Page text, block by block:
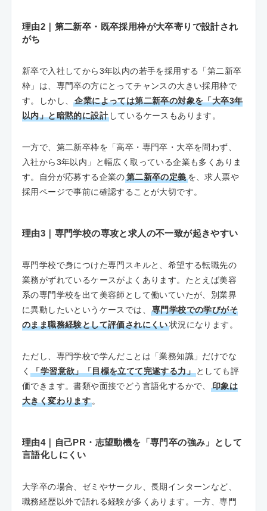
理由2｜第二新卒・既卒採用枠が大卒寄りで設計され
がち
新卒で入社してから3年以内の若手を採用する「第二新卒
枠」は、専門卒の方にとってチャンスの大きい採用枠で
す。しかし、企業によっては第二新卒の対象を「大卒3年
以内」と暗黙的に設計しているケースもあります。
一方で、第二新卒枠を「高卒・専門卒・大卒を問わず、
入社から3年以内」と幅広く取っている企業も多くありま
す。自分が応募する企業の第二新卒の定義を、求人票や
採用ページで事前に確認することが大切です。
理由3｜専門学校の専攻と求人の不一致が起きやすい
専門学校で身につけた専門スキルと、希望する転職先の
業務がずれているケースがよくあります。たとえば美容
系の専門学校を出て美容師として働いていたが、別業界
に異動したいというケースでは、
専門学校での学びがそ
のまま職務経験として評価されにくい状況になります。
ただし、専門学校で学んだことは「業務知識」だけでな
く「学習意欲」「目標を立てて完遂する力」としても評
価できます。書類や面接でどう言語化するかで、
印象は
大きく変わります。
理由4｜自己PR・志望動機を「専門卒の強み」として
言語化しにくい
大学卒の場合、ゼミやサークル、長期インターンなど、
職務経歴以外で語れる経験が多くあります。一方、専門